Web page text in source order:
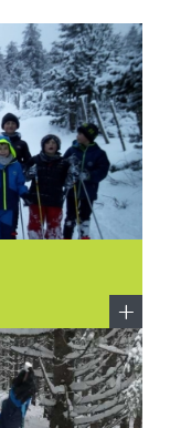
En
savoir
plus